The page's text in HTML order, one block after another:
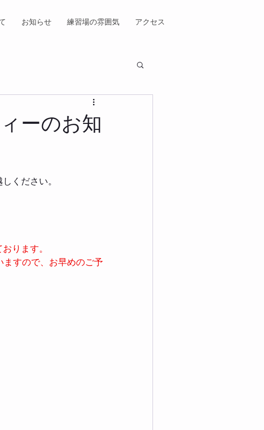
お知らせ 練習場の雰囲気 アクセス
ーのお知
ください。
ります。
ますので、お早めのご予